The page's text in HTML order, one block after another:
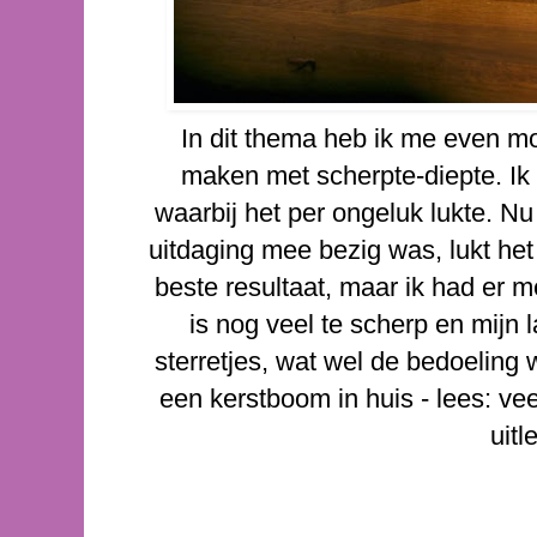
In dit thema heb ik me even
maken met scherpte-diepte.
waarbij het per ongeluk lukte.
uitdaging mee bezig was, lukt
beste resultaat, maar ik had er
is nog veel te scherp en mijn
sterretjes, wat wel de bedoeling
een kerstboom in huis - lees: